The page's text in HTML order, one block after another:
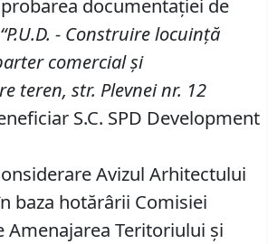
documentaţiei de
“P.U.D. - Construirelocuinţă
comercialşi
teren, str. Plevnei nr. 12
S.C. SPD Development
Avizul Arhitectului
baza hotărârii Comisiei
Amenajarea Teritoriului şi